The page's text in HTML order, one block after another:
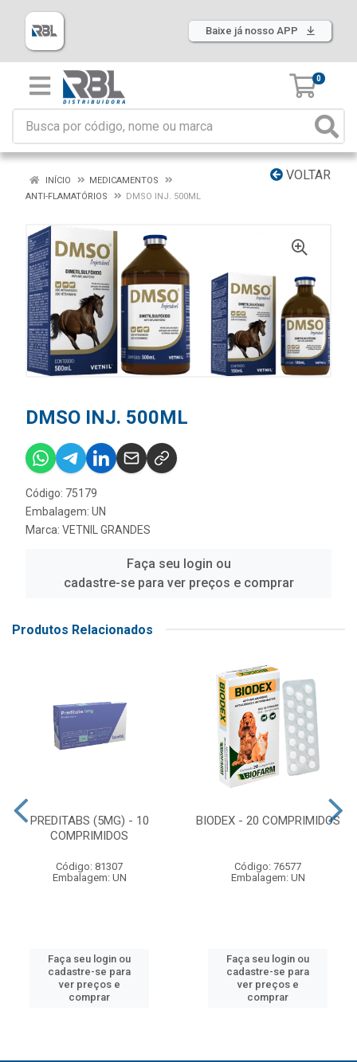
Baixe já nosso APP
0
VOLTAR
INÍCIO
MEDICAMENTOS
ANTI-FLAMATÓRIOS
DMSO INJ. 500ML
DMSO INJ. 500ML
Código: 75179
Embalagem: UN
Marca: VETNIL GRANDES
Faça seu login ou
cadastre-se para ver preços e comprar
Produtos Relacionados
PREDITABS (5MG) - 10
COMPRIMIDOS
Código: 81307
Embalagem: UN
Faça seu login ou
cadastre-se para
ver preços e
comprar
BIODEX - 20 COMPRIMIDOS
Código: 76577
Embalagem: UN
Faça seu login ou
cadastre-se para
ver preços e
comprar